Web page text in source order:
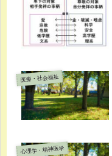
医療・社会福祉
心理学・精神医学